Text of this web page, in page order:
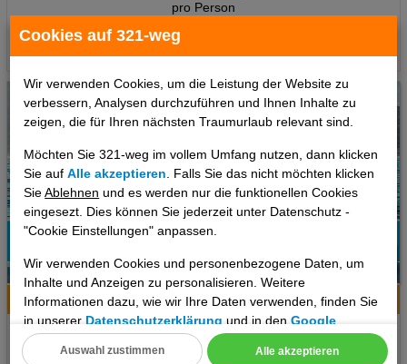
Cookies auf 321-weg
Wir verwenden Cookies, um die Leistung der Website zu
verbessern, Analysen durchzuführen und Ihnen Inhalte zu
zeigen, die für Ihren nächsten Traumurlaub relevant sind.
Möchten Sie 321-weg im vollem Umfang nutzen, dann klicken
Sie aufAlle akzeptieren . Falls Sie das nicht möchten klicken
SieAblehnen und es werden nur die funktionellen Cookies
eingesezt. Dies können Sie jederzeit unter Datenschutz -
"Cookie Einstellungen" anpassen.
Wir verwenden Cookies und personenbezogene Daten, um
Inhalte und Anzeigen zu personalisieren. Weitere
Informationen dazu, wie wir Ihre Daten verwenden, finden Sie
in unsererDatenschutzerklärung und in denGoogle
Datenschutz- und Nutzungsbedingungen
Alle akzeptieren
Auswahl zustimmen
pro Person
Termine
77%
Empfehlung
Hotelinfo Bilder Karte
Orient Apart Otel